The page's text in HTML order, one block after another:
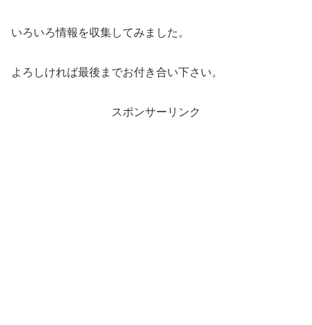
いろいろ情報を収集してみました。
よろしければ最後までお付き合い下さい。
スポンサーリンク